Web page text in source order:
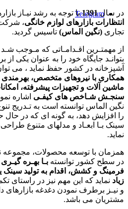
Telegramدر سال1391با توجه به رشد نیـاز
انتظارات بازارهای لوازم خانگی،
تجاری (نگین الماس) تاسیس گردید.
از مهمتـرین اقـدامـاتی که مـوجب
بتوانـد جایگاه خود را به عنوان یکی از
آشپزخانه در کشور حفظ نماید ، می
همکاری با نیروهای متخصص، بهرمندی
ماشین آلات و تجهیزات پیشرفته،
سنجـش شـاخص های کیفـی اشاره
نگین الماس توانسته است به تـدریج
را افزایش دهد، به گونه ای که در حال
سینک بـا ابعـاد و مدلهای متنوع
نماید.
همزمان با توسعه محصولات، مجموعه
در سطح کشور توانسته بـا بهـره
فرمینگ و کشش، اقدام به تولید سینک
زیاد نماید که این مهم نیز در راستای
و نیـز برطرف نمودن دغدغه بازارهای
مشتریان می باشد.